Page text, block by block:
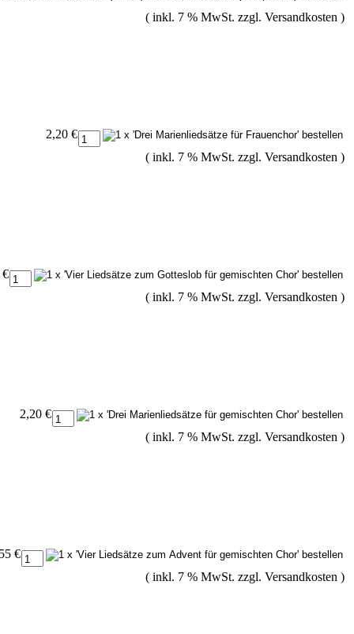
( inkl. 7 % MwSt. zzgl. Versandkosten )
2,20 €
( inkl. 7 % MwSt. zzgl. Versandkosten )
€
( inkl. 7 % MwSt. zzgl. Versandkosten )
2,20 €
( inkl. 7 % MwSt. zzgl. Versandkosten )
€
( inkl. 7 % MwSt. zzgl. Versandkosten )